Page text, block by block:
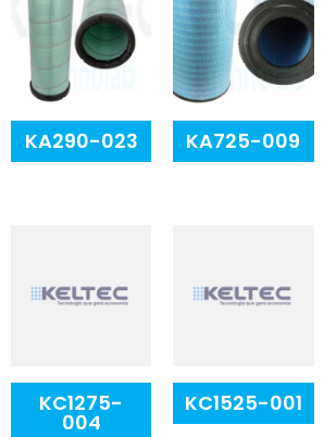
KA290-023 KA725-009
KC1275-
004
KC1525-001